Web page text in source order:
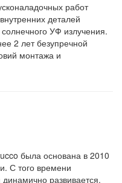
работ
деталей
УФ излучения.
2 лет безупречной
монтажа и
была основана в 2010
С того времени
динамично развивается.